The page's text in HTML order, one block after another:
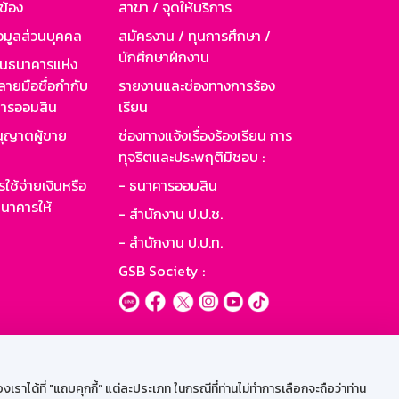
ได้ที่ "แถบคุกกี้” แต่ละประเภท ในกรณีที่ท่านไม่ทำการเลือกจะถือว่าท่าน
อง
มูลส่วนบุคคล
นาคารแห่ง
ายมือชื่อกำกับ
รออมสิน
ญาตผู้ขาย
ช้จ่ายเงินหรือ
คารให้
สาขา / จุดให้บริการ
สมัครงาน / ทุนการศึกษา /
นักศึกษาฝึกงาน
รายงานและช่องทางการร้อง
เรียน
ช่องทางแจ้งเรื่องร้องเรียน การ
ทุจริตและประพฤติมิชอบ :
- ธนาคารออมสิน
- สำนักงาน ป.ป.ช.
- สำนักงาน ป.ป.ท.
GSB Society :